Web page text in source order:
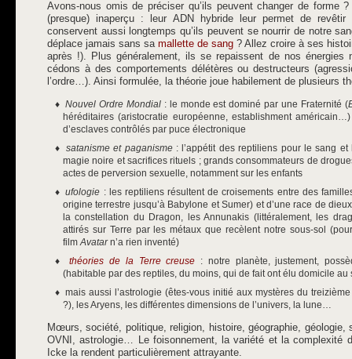
Avons-nous omis de préciser qu’ils peuvent changer de forme
(presque) inaperçu : leur ADN hybride leur permet de revêtir
conservent aussi longtemps qu’ils peuvent se nourrir de notre
déplace jamais sans sa mallette de sang ? Allez croire à ses
après !). Plus généralement, ils se repaissent de nos énergies
cédons à des comportements délétères ou destructeurs
l’ordre…). Ainsi formulée, la théorie joue habilement de plusieurs
Nouvel Ordre Mondial : le monde est dominé par une Fraternité (
héréditaires (aristocratie européenne, establishment
d’esclaves contrôlés par puce électronique
satanisme et paganisme: l’appétit des reptiliens pour le sang
magie noire et sacrifices rituels ; grands consommateurs de
actes de perversion sexuelle, notamment sur les enfants
ufologie : les reptiliens résultent de croisements entre des
origine terrestre jusqu’à Babylone et Sumer) et d’une race de
la constellation du Dragon, les Annunakis (littéralement, les
attirés sur Terre par les métaux que recèlent notre sous-sol
filmAvatarn’a rien inventé)
théories de la Terre creuse : notre planète, justement,
(habitable par des reptiles, du moins, qui de fait ont élu domicile au
mais aussi l’astrologie (êtes-vous initié aux mystères du
?), les Aryens, les différentes dimensions de l’univers, la lune…
Mœurs, société, politique, religion, histoire, géographie, géologie,
OVNI, astrologie… Le foisonnement, la variété et la complexité
Icke la rendent particulièrement attrayante.